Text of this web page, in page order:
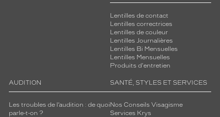
Lentilles de contact
Lentilles correctrices
Lentilles de couleur
Lentilles Journalières
Lentilles Bi Mensuelles
Lentilles Mensuelles
Produits d'entretien
AUDITION
Les troubles de l’audition : de quoi
parle-t-on ?
SANTÉ, STYLES ET SERVICES
Nos Conseils Visagisme
Services Krys